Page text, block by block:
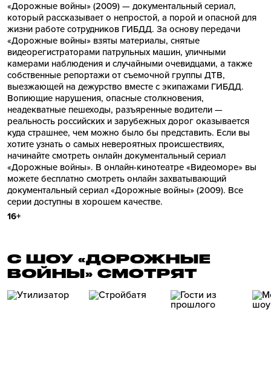
«Дорожные войны» (2009) — документальный сериал,
который рассказывает о непростой, а порой и опасной для
жизни работе сотрудников ГИБДД. За основу передачи
«Дорожные войны» взяты материалы, снятые
видеорегистраторами патрульных машин, уличными
камерами наблюдения и случайными очевидцами, а также
собственные репортажи от съемочной группы ДТВ,
выезжающей на дежурство вместе с экипажами ГИБДД.
Вопиющие нарушения, опасные столкновения,
неадекватные пешеходы, разъяренные водители —
реальность российских и зарубежных дорог оказывается
куда страшнее, чем можно было бы представить. Если вы
хотите узнать о самых невероятных происшествиях,
начинайте смотреть онлайн документальный сериал
«Дорожные войны». В онлайн-кинотеатре «Видеоморе» вы
можете бесплатно смотреть онлайн захватывающий
документальный сериал «Дорожные войны» (2009). Все
серии доступны в хорошем качестве.
16+
С ШОУ «ДОРОЖНЫЕ
ВОЙНЫ» СМОТРЯТ